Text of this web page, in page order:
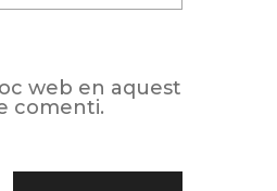
web en aquest
comenti.